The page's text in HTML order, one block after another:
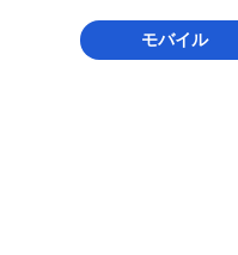
モバイル